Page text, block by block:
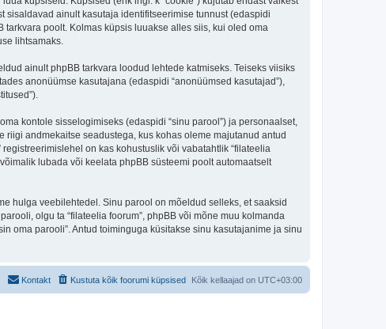
ainult kasutaja identifitseerimise tunnust (edaspidi
poolt. Kolmas küpsis luuakse alles siis, kui oled oma
lihtsamaks.
ainult phpBB tarkvara loodud lehtede katmiseks. Teiseks viisiks
anonüümse kasutajana (edaspidi “anonüümsed kasutajad”),
kontole sisselogimiseks (edaspidi “sinu parool”) ja personaalset,
riigi andmekaitse seadustega, kus kohas oleme majutanud antud
on kas kohustuslik või vabatahtlik “filateelia
lubada või keelata phpBB süsteemi poolt automaatselt
hulga veebilehtedel. Sinu parool on mõeldud selleks, et saaksid
olgu ta “filateelia foorum”, phpBB või mõne muu kolmanda
oma parooli”. Antud toiminguga küsitakse sinu kasutajanime ja sinu
Kõik kellaajad on UTC+03:00
Kustuta kõik foorumi küpsised
Kontakt